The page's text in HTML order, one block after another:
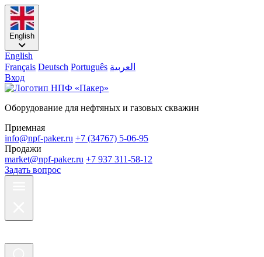
English
English
Français Deutsch Português العربية
Вход
Оборудование для нефтяных и газовых скважин
Приемная
info@npf-paker.ru +7 (34767) 5-06-95
Продажи
market@npf-paker.ru +7 937 311-58-12
Задать вопрос